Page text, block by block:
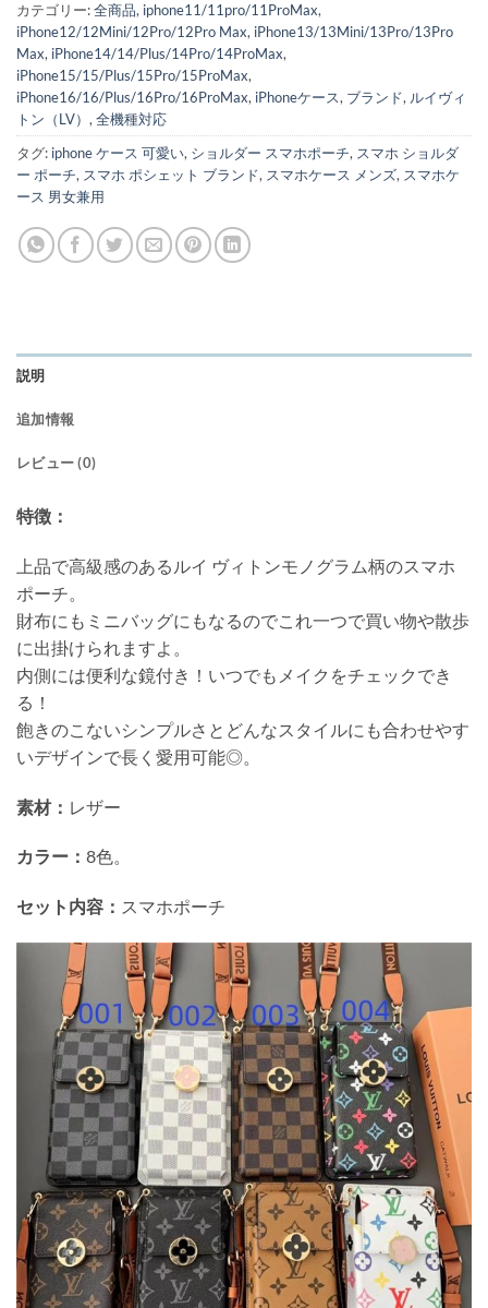
カテゴリー:全商品, iphone11/11pro/11ProMax,
iPhone12/12Mini/12Pro/12Pro Max, iPhone13/13Mini/13Pro/13Pro
Max, iPhone14/14/Plus/14Pro/14ProMax,
iPhone15/15/Plus/15Pro/15ProMax,
iPhone16/16/Plus/16Pro/16ProMax, iPhoneケース, ブランド, ルイヴィ
トン（LV） , 全機種対応
タグ: iphone ケース 可愛い, ショルダー スマホポーチ, スマホ ショルダ
ー ポーチ, スマホ ポシェット ブランド, スマホケース メンズ, スマホケ
ース 男女兼用
説明
追加情報
レビュー (0)
特徴：
上品で高級感のあるルイ ヴィトンモノグラム柄のスマホ
ポーチ。
財布にもミニバッグにもなるのでこれ一つで買い物や散歩
に出掛けられますよ。
内側には便利な鏡付き！いつでもメイクをチェックでき
る！
飽きのこないシンプルさとどんなスタイルにも合わせやす
いデザインで長く愛用可能◎。
素材： レザー
カラー： 8色。
セット内容： スマホポーチ